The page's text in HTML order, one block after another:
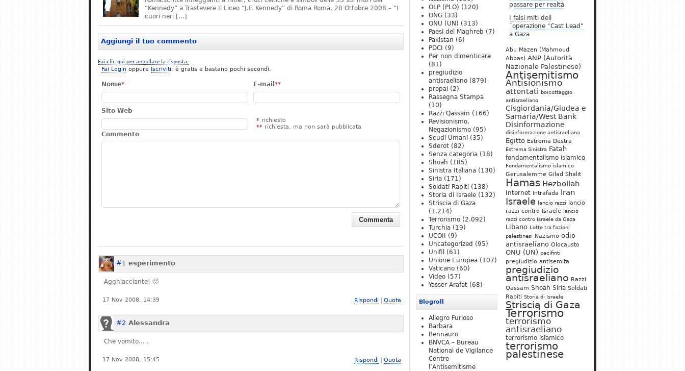
“Kennedy” a Trastevere Il Liceo “J.F. Kennedy” di Roma Roma, 28 Ottobre 2008 – “I
cuori neri […]
Aggiungi il tuo commento
Fai clic qui per annullare la risposta.
Fai Login oppure Iscriviti: è gratis e bastano pochi secondi.
Nome* E-mail **
Sito Web
* richiesto
** richiesta, ma non sarà pubblicata
Commento
#1 esperimento
Agghiacciante! 🙁
17 Nov 2008, 14:39 Rispondi Quota
#2 Alessandra
Che vomito… .
17 Nov 2008, 15:45 Rispondi Quota
passare per realtà
I falsi miti dell
´operazione "Cast Lead"
a Gaza
Abu Mazen (Mahmoud
Abbas) ANP (Autorità
Nazionale Palestinese)
Antisemitismo
Antisionismo
attentati boicottaggio
antisraeliano
Cisgiordania/Giudea e
Samaria/West Bank
Disinformazione
disinformazione antisraeliana
Egitto Estrema Destra
Estrema Sinistra Fatah
fondamentalismo islamico
Fondamentalismo islamico
Gerusalemme Gilad Shalit
Hamas Hezbollah
Internet Intrafada Iran
Israele lancio razzi
lancio
razzi contro Israele lancio
razzi contro Israele da Gaza
Libano Lotte tra fazioni
palestinesi Nazismo odio
antisraeliano Olocausto
ONU (UN) pacifinti
pregiudizio antisemita
pregiudizio
antisraeliano Razzi
Qassam Shoah Siria Soldati
Rapiti Storia di Israele
Striscia di Gaza
Terrorismo
terrorismo
antisraeliano
terrorismo islamico
terrorismo
palestinese
OLP (PLO) (120)
ONG (33)
ONU (UN) (313)
Paesi del Maghreb (7)
Pakistan (6)
PDCI
(9)
Per non dimenticare
(81)
pregiudizio
antisraeliano (879)
propal (2)
Rassegna Stampa
(10)
Razzi Qassam (166)
Revisionismo,
Negazionismo (95)
Scudi Umani (35)
Sderot (82)
Senza categoria (18)
Shoah (185)
Sinistra Italiana (130)
Siria (171)
Soldati Rapiti (138)
Storia di Israele (132)
Striscia di Gaza
(1.214)
Terrorismo (2.092)
Turchia (19)
UCOII
(9)
Uncategorized (95)
Unifil
(61)
Unione Europea (107)
Vaticano (60)
Video (57)
Yasser Arafat (68)
Blogroll
Allegro Furioso
Barbara
Bennauro
BNVCA – Bureau
National de Vigilance
Contre
l’Antisemitisme